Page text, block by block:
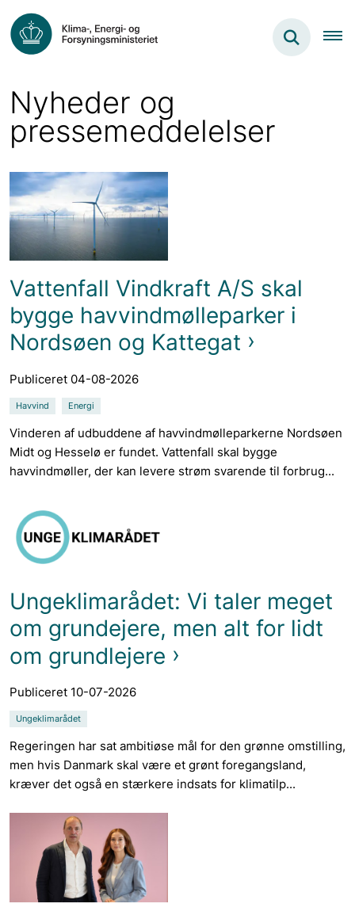
Nyheder og
pressemeddelelser
Vattenfall Vindkraft A/S skal
bygge havvindmølleparker i
Nordsøen og Kattegat
Publiceret 04-08-2026
Havvind Energi
Vinderen af udbuddene af havvindmølleparkerne Nordsøen
Midt og Hesselø er fundet. Vattenfall skal bygge
havvindmøller, der kan levere strøm svarende til forbrug...
Ungeklimarådet: Vi taler meget
om grundejere, men alt for lidt
om grundlejere
Publiceret 10-07-2026
Ungeklimarådet
Regeringen har sat ambitiøse mål for den grønne omstilling,
men hvis Danmark skal være et grønt foregangsland,
kræver det også en stærkere indsats for klimatilp...